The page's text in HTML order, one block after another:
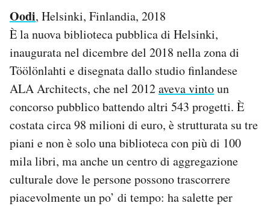
Oodi, Helsinki, Finlandia, 2018
È la nuova biblioteca pubblica di Helsinki,
inaugurata nel dicembre del 2018 nella zona di
Töölönlahti e disegnata dallo studio finlandese
ALA Architects, che nel 2012aveva vintoun
concorso pubblico battendo altri 543 progetti. È
costata circa 98 milioni di euro, è strutturata su tre
piani e non è solo una biblioteca con più di 100
mila libri, ma anche un centro di aggregazione
culturale dove le persone possono trascorrere
piacevolmente un po’ di tempo: ha salette per